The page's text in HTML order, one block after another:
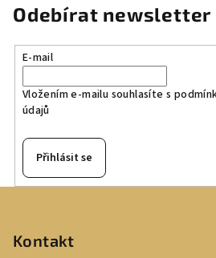
Odebírat newsletter
E-mail
Vložením e-mailu souhlasíte s
údajů
Přihlásit se
Kontakt